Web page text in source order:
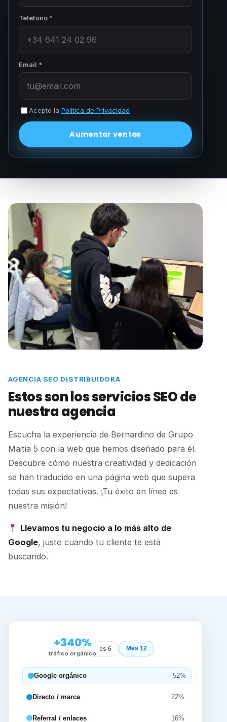
Teléfono *
Email *
Acepto la Política de Privacidad
Aumentar ventas
AGENCIA SEO DISTRIBUIDORA
Estos son los servicios SEO de
nuestra agencia
Escucha la experiencia de Bernardino de Grupo
Maitia 5 con la web que hemos diseñado para él.
Descubre cómo nuestra creatividad y dedicación
se han traducido en una página web que supera
todas sus expectativas. ¡Tu éxito en línea es
nuestra misión!
Llevamos tu negocio a lo más alto de
Google, justo cuando tu cliente te está
buscando.
+340%
tráfico orgánico
Mes 6 Mes 12
Google orgánico 52%
Directo / marca 22%
Referral / enlaces 16%